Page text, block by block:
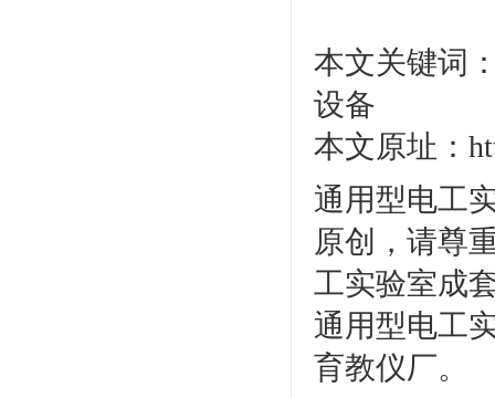
本文关键词
设备
本文原址：
通用型电工
原创，请尊
工实验室成
通用型电工
育教仪厂。